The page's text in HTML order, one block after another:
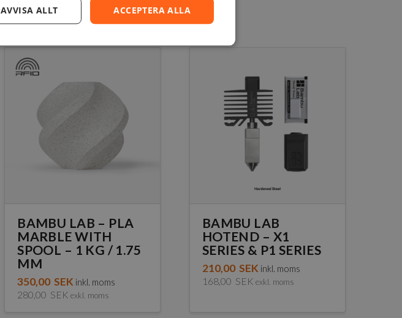
BAMBU LAB – PLA
MARBLE WITH
SPOOL – 1 KG / 1.75
MM
350,00 SEK inkl. moms
280,00 SEK exkl. moms
BAMBU LAB
HOTEND – X1
SERIES & P1 SERIES
210,00 SEK inkl. moms
168,00 SEK exkl. moms
ACCEPTERA ALLA
AVVISA ALLT